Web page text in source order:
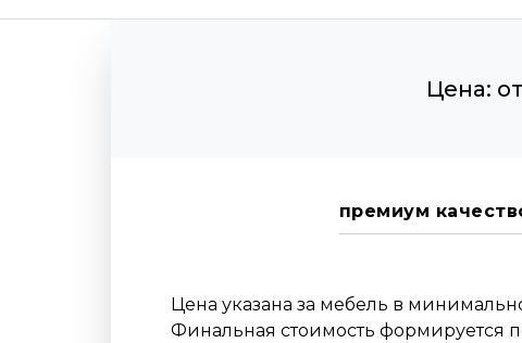
Цена: от
премиум
Цена указана за мебель в
Финальная стоимость формируется